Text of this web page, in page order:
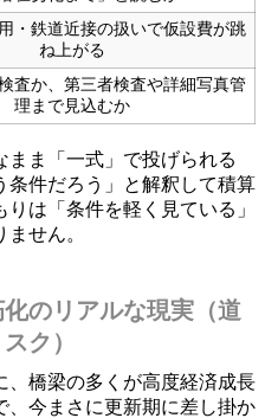
・鉄道近接の扱いで仮設費が跳
ね上がる
査か、第三者検査や詳細写真管
理まで見込むか
ま「一式」で投げられる
条件だろう」と解釈して積算
は「条件を軽く見ている」
せん。
のリアルな現実（道
ク）
、橋梁の多くが高度経済成長
、今まさに更新期に差し掛か